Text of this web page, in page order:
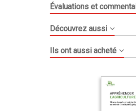
Évaluations et
Découvrez aussi
Ils ont aussi acheté